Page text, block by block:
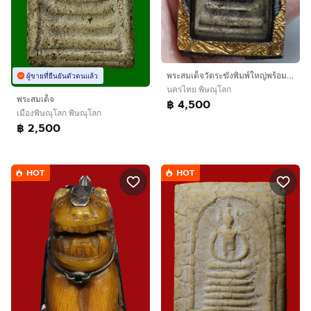
ผู้ขายที่ยืนยันตัวตนแล้ว
พระสมเด็จ
เมืองพิษณุโลก พิษณุโลก
฿ 2,500
พระสมเด็จวัดระฆังพิมพ์ใหญ่พร้อมสร้อยตะกรุด
นครไทย พิษณุโลก
฿ 4,500
HOT HOT